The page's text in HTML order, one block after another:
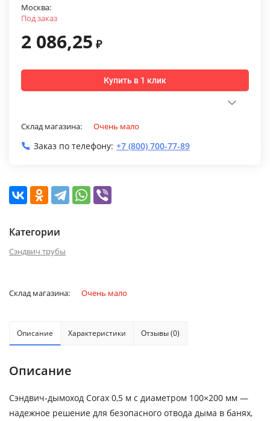
Москва:
Под заказ
2 086,25 ₽
Купить в 1 клик
Склад магазина: Очень мало
Заказ по телефону: +7 (800) 700-77-89
Категории
Сэндвич трубы
Склад магазина: Очень мало
Описание Характеристики Отзывы (0)
Описание
Сэндвич-дымоход Corax 0,5 м с диаметром 100×200 мм —
надежное решение для безопасного отвода дыма в банях,